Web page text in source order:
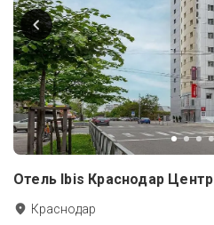
Отель Ibis Краснодар Центр
Краснодар